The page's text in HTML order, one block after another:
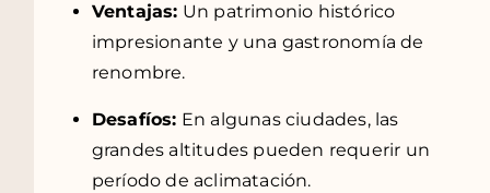
Ventajas: Un patrimonio histórico
impresionante y una gastronomía de
renombre.
Desafíos: En algunas ciudades, las
grandes altitudes pueden requerir un
período de aclimatación.